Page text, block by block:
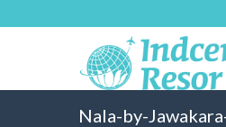
Nala-by-